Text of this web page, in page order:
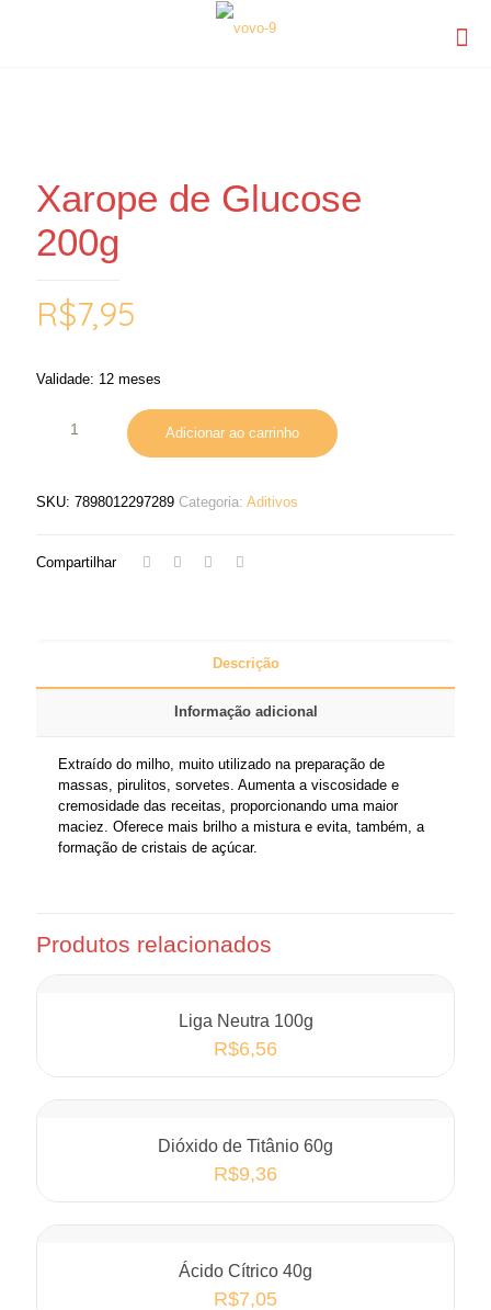
Xarope de Glucose
200g
R$7,95
Validade: 12 meses
Adicionar ao carrinho
SKU: 7898012297289 Categoria: Aditivos
Compartilhar
Descrição
Informação adicional
Extraído do milho, muito utilizado na preparação de
massas, pirulitos, sorvetes. Aumenta a viscosidade e
cremosidade das receitas, proporcionando uma maior
maciez. Oferece mais brilho a mistura e evita, também, a
formação de cristais de açúcar.
Produtos relacionados
Liga Neutra 100g
R$6,56
Dióxido de Titânio 60g
R$9,36
Ácido Cítrico 40g
R$7,05